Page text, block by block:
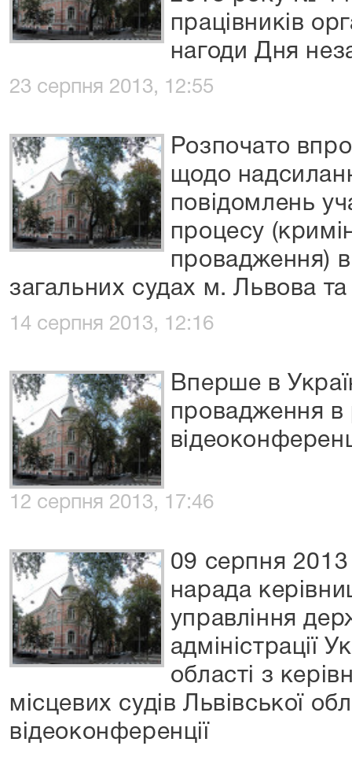
працівників
нагоди Дня
23 серпня 2013, 12:55
Розпочато
щодо
повідомлень
процесу
провадження) в
загальних судах м. Львова та
14 серпня 2013, 12:16
Вперше в
провадження в
12 серпня 2013, 17:46
09 серпня 2013
нарада
управління
адміністрації
області з
місцевих судів Львівської
відеоконференції